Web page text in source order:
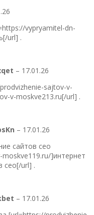
vypryamitel-dn-
url] .
– 17.01.26
sajtov-v-
v-moskve213.ru[/url] .
– 17.01.26
сайтов сео
]интернет
сео[/url] .
– 17.01.26